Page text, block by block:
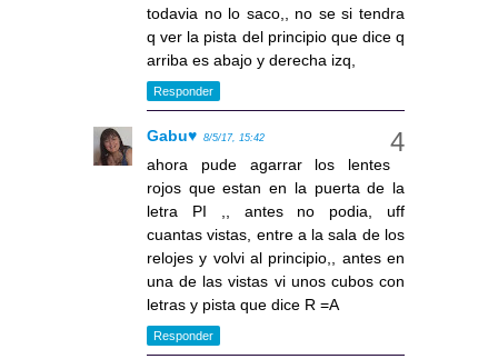
todavia no lo saco,, no se si tendra
q ver la pista del principio que dice q
arriba es abajo y derecha izq,
Responder
Gabu♥ 8/5/17, 15:42
ahora pude agarrar los lentes
rojos que estan en la puerta de la
letra PI ,, antes no podia, uff
cuantas vistas, entre a la sala de los
relojes y volvi al principio,, antes en
una de las vistas vi unos cubos con
letras y pista que dice R =A
Responder